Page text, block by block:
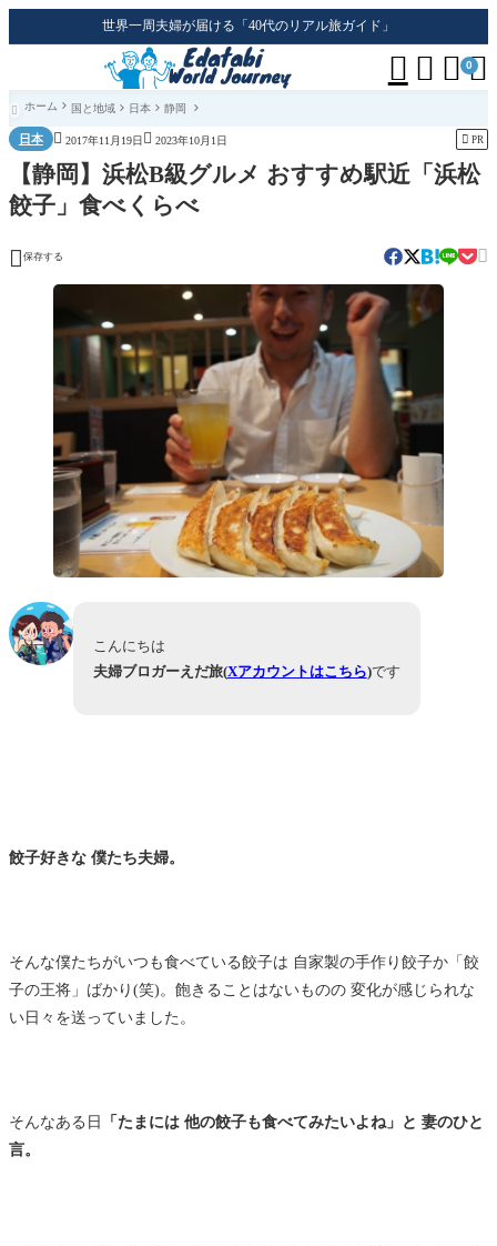
世界一周夫婦が届ける「40代のリアル旅ガイド」
   0
 ホーム 国と地域 日本 静岡
日本  2017年11月19日  2023年10月1日  PR
【静岡】浜松B級グルメ おすすめ駅近「浜松
餃子」食べくらべ
 保存する 
こんにちは
夫婦ブロガーえだ旅(Xアカウントはこちら)です
餃子好きな 僕たち夫婦。
そんな僕たちがいつも食べている餃子は 自家製の手作り餃子か「餃
子の王将」ばかり(笑)。飽きることはないものの 変化が感じられな
い日々を送っていました。
そんなある日
「たまには 他の餃子も食べてみたいよね」と 妻のひと
言。